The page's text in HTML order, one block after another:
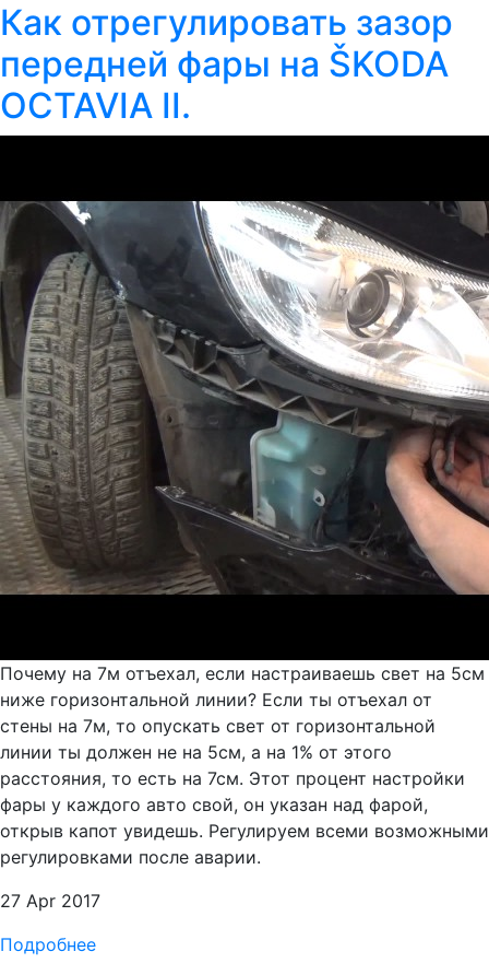
Как отрегулировать зазор
передней фары на ŠKODA
OCTAVIA II.
Почему на 7м отъехал, если настраиваешь свет на 5см
ниже горизонтальной линии? Если ты отъехал от
стены на 7м, то опускать свет от горизонтальной
линии ты должен не на 5см, а на 1% от этого
расстояния, то есть на 7см. Этот процент настройки
фары у каждого авто свой, он указан над фарой,
открыв капот увидешь. Регулируем всеми возможными
регулировками после аварии.
27 Apr 2017
Подробнее